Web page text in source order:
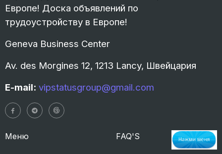
Европе! Доска объявлений по
трудоустройству в Европе!
Geneva Business Center
Av. des Morgines 12, 1213 Lancy, Швейцария
E-mail: vipstatusgroup@gmail.com
Меню FAQ'S